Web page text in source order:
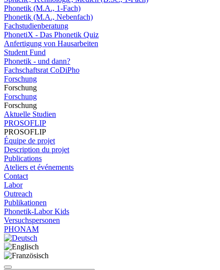
Phonetik (M.A., 1-Fach)
Phonetik (M.A., Nebenfach)
Fachstudienberatung
PhonetiX - Das Phonetik Quiz
Anfertigung von Hausarbeiten
Student Fund
Phonetik - und dann?
Fachschaftsrat CoDiPho
Forschung
Forschung
Forschung
Forschung
Aktuelle Studien
PROSOFLIP
PROSOFLIP
Équipe de projet
Description du projet
Publications
Ateliers et événements
Contact
Labor
Outreach
Publikationen
Phonetik-Labor Kids
Versuchspersonen
PHONAM